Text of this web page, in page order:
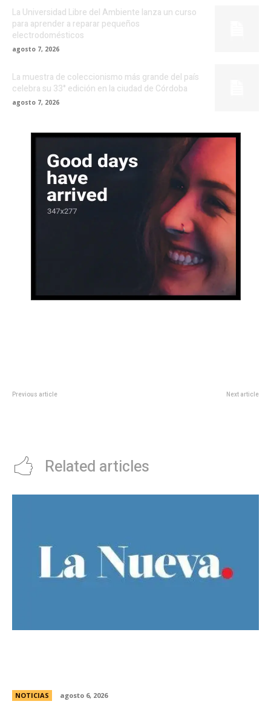
La Universidad Libre del Ambiente lanza un curso
para aprender a reparar pequeños
electrodomésticos
agosto 7, 2026
La muestra de coleccionismo más grande del país
celebra su 33° edición en la ciudad de Córdoba
agosto 7, 2026
Previous article Next article
Related articles
NOTICIAS agosto 6, 2026